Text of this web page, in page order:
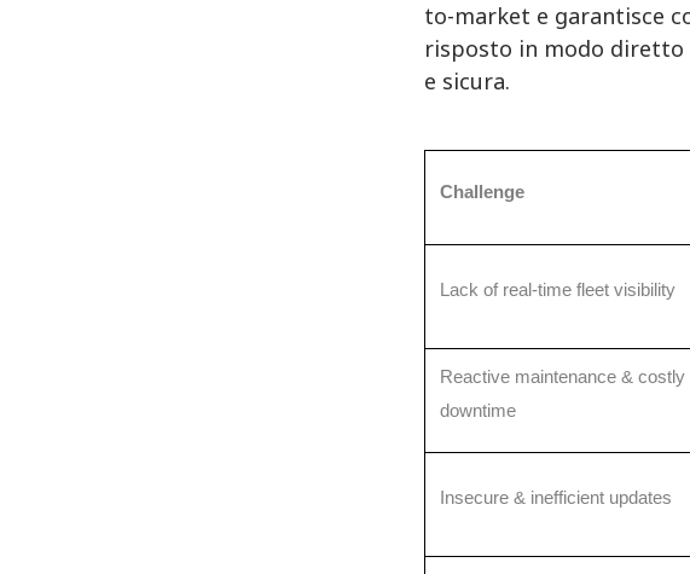
to-market e garantisce
risposto in modo diretto
e sicura.
Challenge
Lack of real-time fleet visibility
Reactive maintenance & costly
downtime
Insecure & inefficient updates